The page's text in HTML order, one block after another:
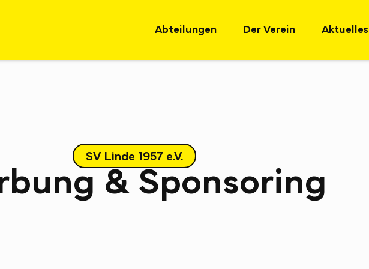
Abteilungen Der Verein Aktuelles
SV Linde 1957 e.V.
& Sponsoring